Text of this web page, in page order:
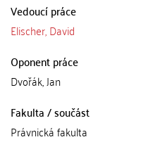
Vedoucí práce
Elischer, David
Oponent práce
Dvořák, Jan
Fakulta / součást
Právnická fakulta